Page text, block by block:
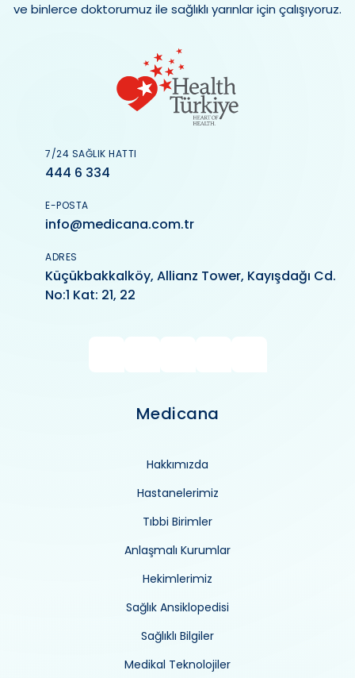
ve binlerce doktorumuz ile sağlıklı yarınlar için çalışıyoruz.
7/24 SAĞLIK HATTI
444 6 334
E-POSTA
info@medicana.com.tr
ADRES
Küçükbakkalköy, Allianz Tower, Kayışdağı Cd.
No:1 Kat: 21, 22
Medicana
Hakkımızda
Hastanelerimiz
Tıbbi Birimler
Anlaşmalı Kurumlar
Hekimlerimiz
Sağlık Ansiklopedisi
Sağlıklı Bilgiler
Medikal Teknolojiler